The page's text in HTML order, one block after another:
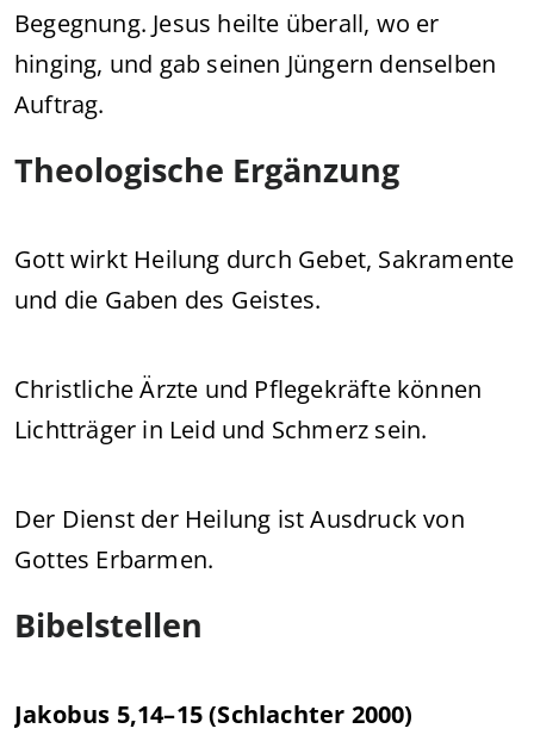
Begegnung. Jesus heilte überall, wo er
hinging, und gab seinen Jüngern denselben
Auftrag.
Theologische Ergänzung
Gott wirkt Heilung durch Gebet, Sakramente
und die Gaben des Geistes.
Christliche Ärzte und Pflegekräfte können
Lichtträger in Leid und Schmerz sein.
Der Dienst der Heilung ist Ausdruck von
Gottes Erbarmen.
Bibelstellen
Jakobus 5,14–15 (Schlachter 2000)